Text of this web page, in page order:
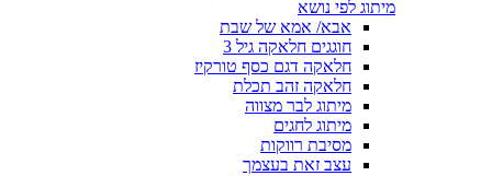
מיתוג לפי נושא
אבא/ אמא של שבת
חוגגים חלאקה גיל 3
חלאקה דגם כסף טורקיז
חלאקה זהב תכלת
מיתוג לבר מצווה
מיתוג לחגים
מסיבת רווקות
עצב זאת בעצמך